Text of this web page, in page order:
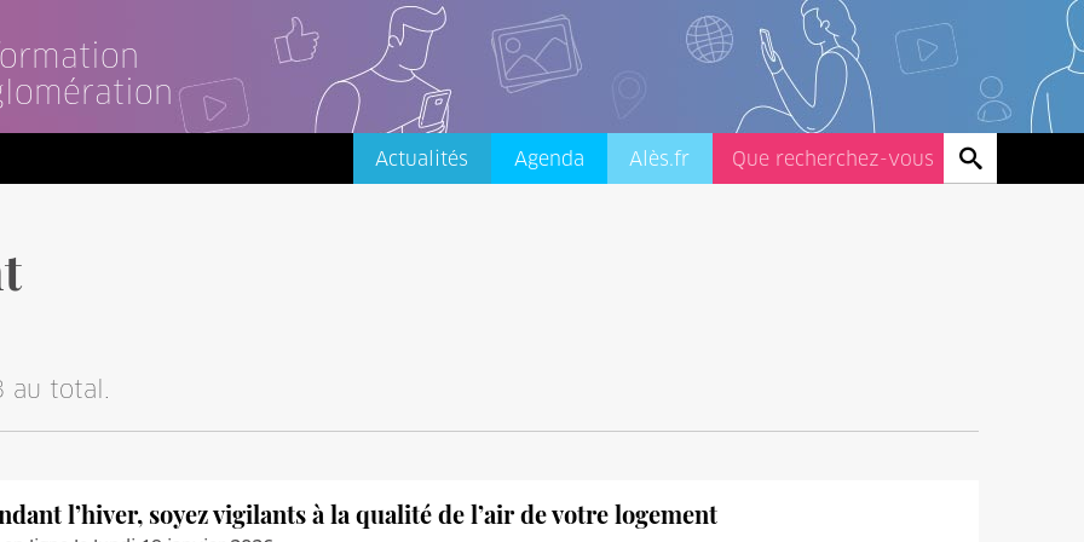
Actualités Agenda Alès.fr
au total.
l’hiver, soyez vigilants à la qualité de l’air de votre logement